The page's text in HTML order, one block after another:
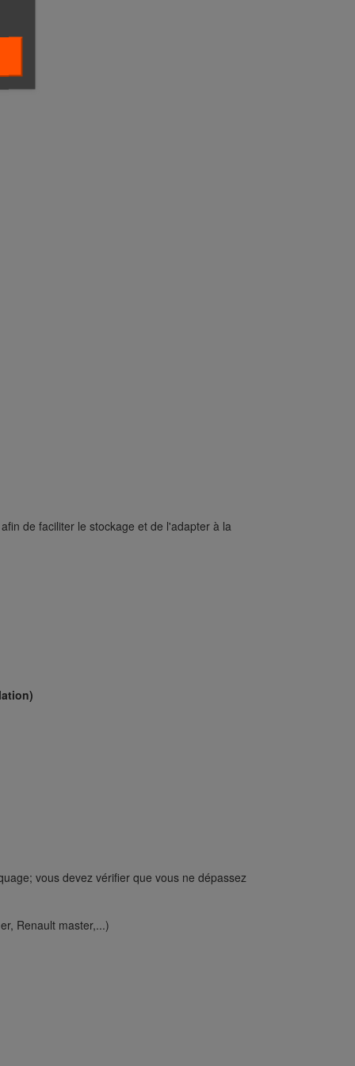
de faciliter le stockage et de l'adapter à la
vous devez vérifier que vous ne dépassez
Renault master,...)